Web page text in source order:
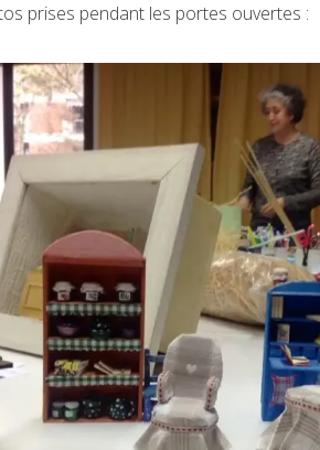
prises pendant les portes ouvertes :